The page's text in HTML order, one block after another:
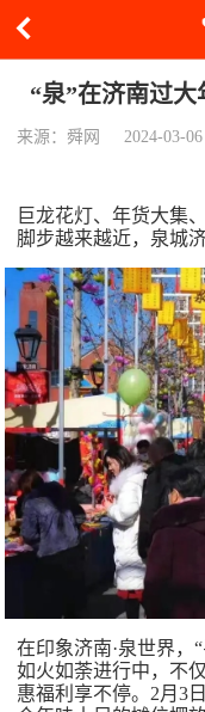
“泉”在济南过大
来源：舜网 2024-03-
巨龙花灯、年货大集
脚步越来越近，泉城
在印象济南·泉世界，
如火如荼进行中，不
惠福利享不停。2月3